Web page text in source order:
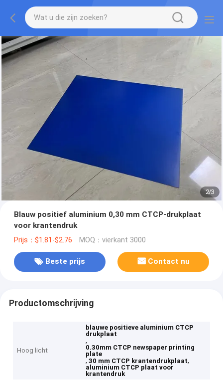
2/3
Blauw positief aluminium 0,30 mm CTCP-drukplaat
voor krantendruk
Prijs：$1.81-$2.76 MOQ：vierkant 3000
Beste prijs Contact nu
Productomschrijving
Hoog licht
blauwe positieve aluminium CTCP
drukplaat
,
0.30mm CTCP newspaper printing
plate
,30 mm CTCP krantendrukplaat,
aluminium CTCP plaat voor
krantendruk